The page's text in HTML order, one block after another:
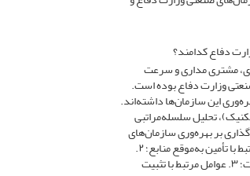
دفاع کدامند؟
مشتری مداری و سرعت
وزارت دفاع بوده است.
این سازمان‌ها داشته‌اند.
تحلیل سلسله‌مراتبی
بر بهره‌وری سازمان‌های
صنعتی وزارت دفاع به ترتیب زیر است: ۱. عوامل مرتبط با تأمین به‌موقع منابع؛ ۲.
عوامل مرتبط با واپایش (کنترل) خطر (ریسک) عملیات؛ ۳. عوامل مرتبط با تثبیت